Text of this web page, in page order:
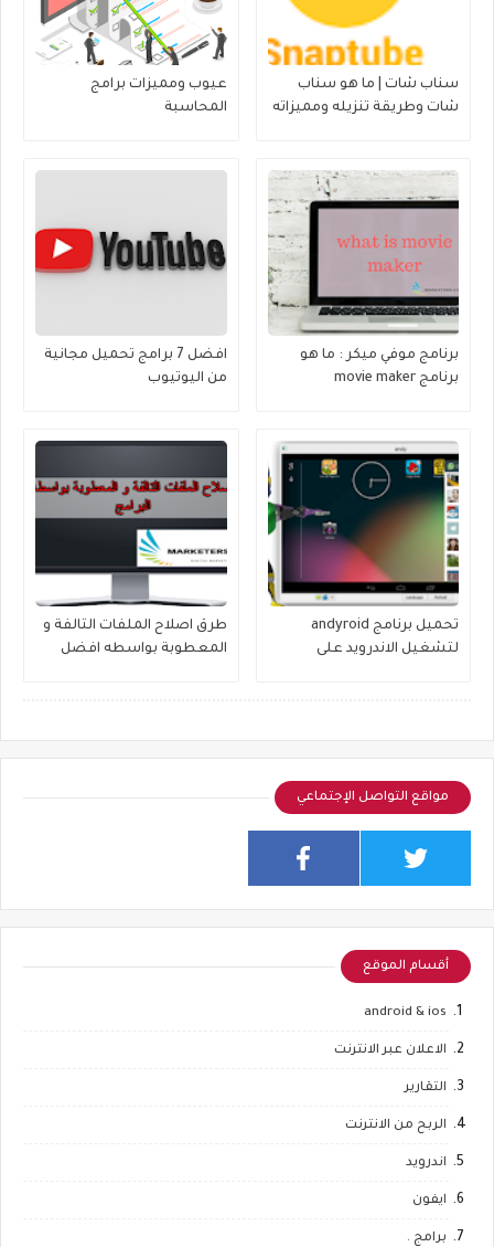
سناب شات | ما هو سناب
شات وطريقة تنزيله ومميزاته
عيوب ومميزات برامج
المحاسبة
برنامج موفي ميكر : ما هو
برنامج movie maker
افضل 7 برامج تحميل مجانية
من اليوتيوب
تحميل برنامج andyroid
لتشغيل الاندرويد على
طرق اصلاح الملفات التالفة و
المعطوبة بواسطه افضل
مواقع التواصل الإجتماعي
أقسام الموقع
android & ios
الاعلان عبر الانترنت
التقارير
الربح من الانترنت
اندرويد
ايفون
برامج .